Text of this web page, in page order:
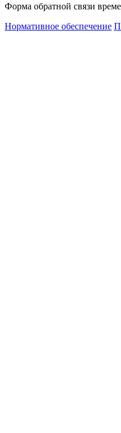
Форма обратной связи
Нормативное обеспечение